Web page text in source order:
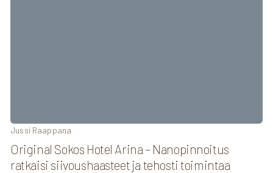
Original Sokos Hotel Arina – Nanopinnoitus
ratkaisi siivoushaasteet ja tehosti toimintaa
Jussi Raappana